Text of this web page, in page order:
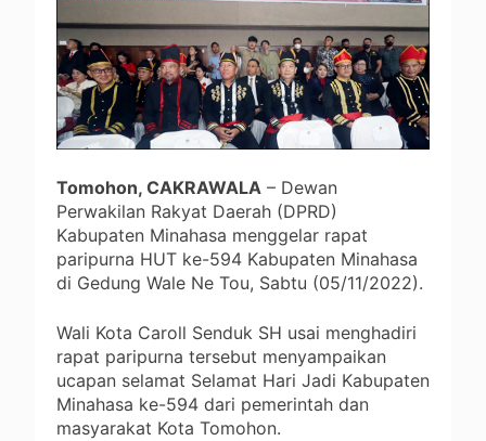
Tomohon, CAKRAWALA – Dewan
Perwakilan Rakyat Daerah (DPRD)
Kabupaten Minahasa menggelar rapat
paripurna HUT ke-594 Kabupaten Minahasa
di Gedung Wale Ne Tou, Sabtu (05/11/2022).
Wali Kota Caroll Senduk SH usai menghadiri
rapat paripurna tersebut menyampaikan
ucapan selamat Selamat Hari Jadi Kabupaten
Minahasa ke-594 dari pemerintah dan
masyarakat Kota Tomohon.